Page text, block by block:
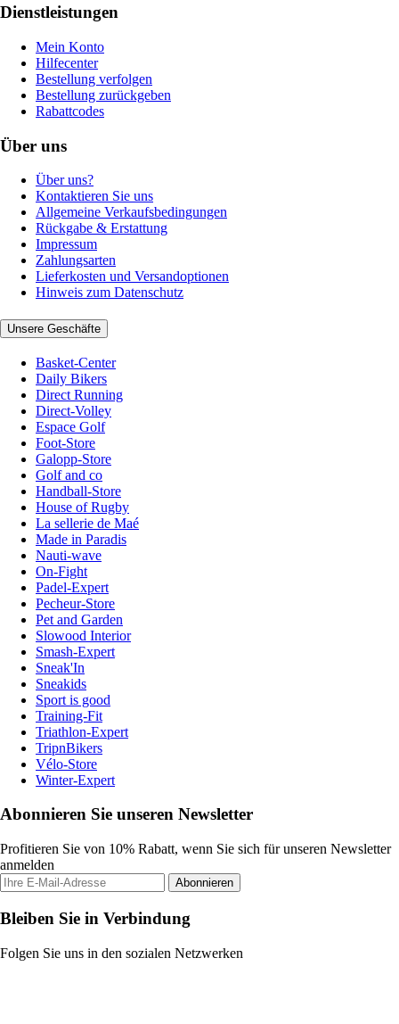
Dienstleistungen
Mein Konto
Hilfecenter
Bestellung verfolgen
Bestellung zurückgeben
Rabattcodes
Über uns
Über uns?
Kontaktieren Sie uns
Allgemeine Verkaufsbedingungen
Rückgabe & Erstattung
Impressum
Zahlungsarten
Lieferkosten und Versandoptionen
Hinweis zum Datenschutz
Unsere Geschäfte
Basket-Center
Daily Bikers
Direct Running
Direct-Volley
Espace Golf
Foot-Store
Galopp-Store
Golf and co
Handball-Store
House of Rugby
La sellerie de Maé
Made in Paradis
Nauti-wave
On-Fight
Padel-Expert
Pecheur-Store
Pet and Garden
Slowood Interior
Smash-Expert
Sneak'In
Sneakids
Sport is good
Training-Fit
Triathlon-Expert
TripnBikers
Vélo-Store
Winter-Expert
Abonnieren Sie unseren Newsletter
Profitieren Sie von 10% Rabatt, wenn Sie sich für unseren Newsletter
anmelden
Abonnieren
Bleiben Sie in Verbindung
Folgen Sie uns in den sozialen Netzwerken